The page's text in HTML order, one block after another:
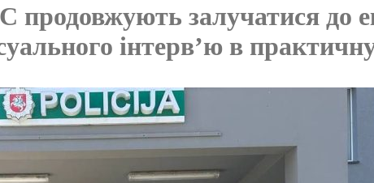
залучатися до
інтерв’ю в практичну